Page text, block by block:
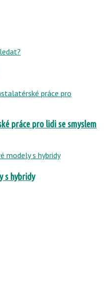
práce pro lidi se smyslem
s hybridy